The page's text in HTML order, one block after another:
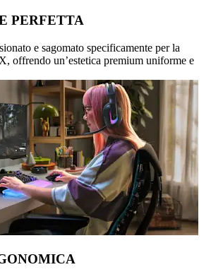
PERFETTA
e sagomato specificamente per la
offrendo un’estetica premium uniforme e